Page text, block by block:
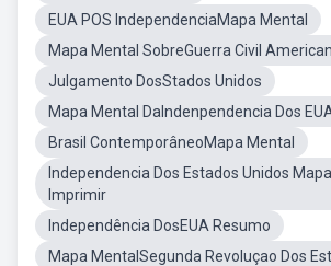
EUA POS IndependenciaMapa Mental
Mapa Mental SobreGuerra Civil
Julgamento DosStados Unidos
Mapa Mental DaIndenpendencia Dos
Brasil ContemporâneoMapa Mental
Independencia Dos Estados Unidos
Imprimir
Independência DosEUA Resumo
Mapa MentalSegunda Revoluçao Dos